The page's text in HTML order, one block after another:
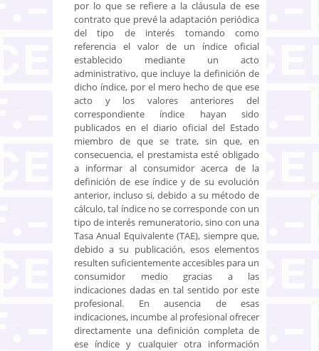
por lo que se refiere a la cláusula de ese
contrato que prevé la adaptación periódica
del tipo de interés tomando como
referencia el valor de un índice oficial
establecido mediante un acto
administrativo, que incluye la definición de
dicho índice, por el mero hecho de que ese
acto y los valores anteriores del
correspondiente índice hayan sido
publicados en el diario oficial del Estado
miembro de que se trate, sin que, en
consecuencia, el prestamista esté obligado
a informar al consumidor acerca de la
definición de ese índice y de su evolución
anterior, incluso si, debido a su método de
cálculo, tal índice no se corresponde con un
tipo de interés remuneratorio, sino con una
Tasa Anual Equivalente (TAE), siempre que,
debido a su publicación, esos elementos
resulten suficientemente accesibles para un
consumidor medio gracias a las
indicaciones dadas en tal sentido por este
profesional. En ausencia de esas
indicaciones, incumbe al profesional ofrecer
directamente una definición completa de
ese índice y cualquier otra información